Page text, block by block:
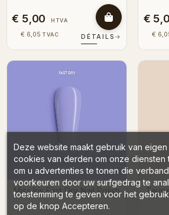
€ 5,00 HTVA
€ 6,05 TVAC DÉTAILS →
€
€
Miss Iris Fast Dry Nail Polish
Deze website maakt gebruik van
cookies van derden om onze diensten
om u advertenties te tonen die
voorkeuren door uw surfgedrag te
toestemming te geven voor het
op de knop Accepteren.